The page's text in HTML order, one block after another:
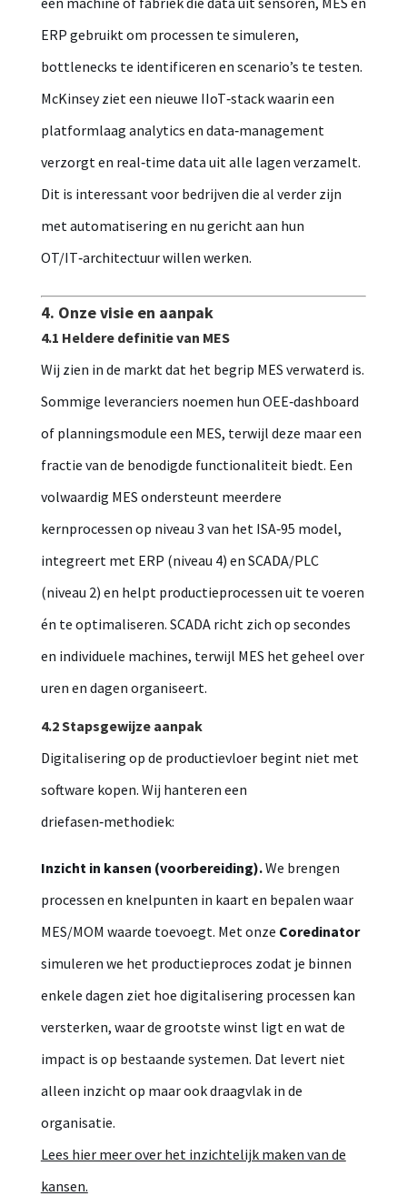
ERP gebruikt om processen te simuleren,
bottlenecks te identificeren en scenario’s te testen.
McKinsey ziet een nieuwe IIoT‑stack waarin een
platformlaag analytics en data‑management
verzorgt en real‑time data uit alle lagen verzamelt.
Dit is interessant voor bedrijven die al verder zijn
met automatisering en nu gericht aan hun
OT/IT‑architectuur willen werken.
4. Onze visie en aanpak
4.1 Heldere definitie van MES
Wij zien in de markt dat het begrip MES verwaterd is.
Sommige leveranciers noemen hun OEE‑dashboard
of planningsmodule een MES, terwijl deze maar een
fractie van de benodigde functionaliteit biedt. Een
volwaardig MES ondersteunt meerdere
kernprocessen op niveau 3 van het ISA‑95 model,
integreert met ERP (niveau 4) en SCADA/PLC
(niveau 2) en helpt productieprocessen uit te voeren
én te optimaliseren. SCADA richt zich op secondes
en individuele machines, terwijl MES het geheel over
uren en dagen organiseert.
4.2 Stapsgewijze aanpak
Digitalisering op de productievloer begint niet met
software kopen. Wij hanteren een
driefasen‑methodiek:
Inzicht in kansen (voorbereiding).We brengen
processen en knelpunten in kaart en bepalen waar
MES/MOM waarde toevoegt. Met onze Coredinator
simuleren we het productieproces zodat je binnen
enkele dagen ziet hoe digitalisering processen kan
versterken, waar de grootste winst ligt en wat de
impact is op bestaande systemen. Dat levert niet
alleen inzicht op maar ook draagvlak in de
organisatie.
Lees hier meer over het inzichtelijk maken van de
kansen.